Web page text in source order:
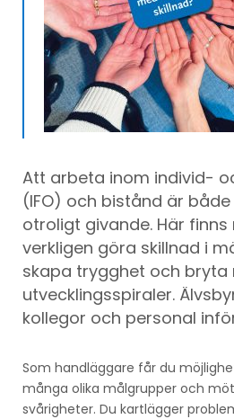
Att arbeta inom individ-
(IFO) och bistånd är
otroligt givande. Här
verkligen göra skillnad i
skapa trygghet och bryta
utvecklingsspiraler.
kollegor och personal
Som handläggare får du
många olika målgrupper och
svårigheter. Du kartlägger